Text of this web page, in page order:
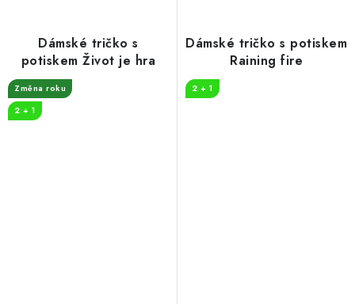
Dámské tričko s
potiskem Život je hra
Změna roku
2 + 1
Dámské tričko s potiskem
Raining fire
2 + 1